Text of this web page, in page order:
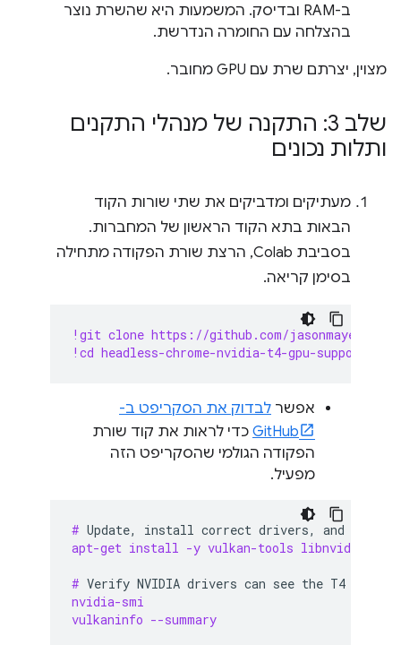
ב-RAM ובדיסק. המשמעות היא שהשרת נוצר
בהצלחה עם החומרה הנדרשת.
מצוין, יצרתם שרת עם GPU מחובר.
שלב 3: התקנה של מנהלי התקנים
ותלות נכונים
מעתיקים ומדביקים את שתי שורות הקוד
הבאות בתא הקוד הראשון של המחברות.
בסביבת Colab, הרצת שורת הפקודה מתחילה
בסימן קריאה.
!git clone https://github.com/jasonmayes/
!cd headless-chrome-nvidia-t4-gpu-support
אפשר לבדוק את הסקריפט ב-
GitHub כדי לראות את קוד שורת
הפקודה הגולמי שהסקריפט הזה
מפעיל.
# Update, install correct drivers, and
apt-get install -y vulkan-tools libnvidia-gl-
# Verify NVIDIA drivers can see the T4
nvidia-smi
vulkaninfo --summary